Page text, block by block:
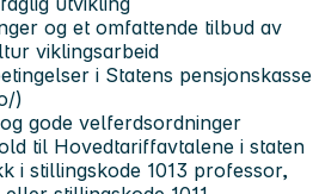
og et omfattende tilbud av
viklingsarbeid
i Statens pensjonskasse
)
gode velferdsordninger
til Hovedtariffavtalene i staten
i stillingskode 1013 professor,